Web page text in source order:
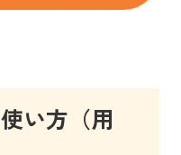
い方（用